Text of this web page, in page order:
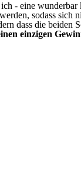
- eine
sodass
dass die
einzigen